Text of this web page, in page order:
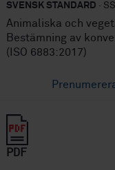
SVENSK STANDARD ·
Animaliska och
Bestämning av
(ISO 6883:2017)
PDF